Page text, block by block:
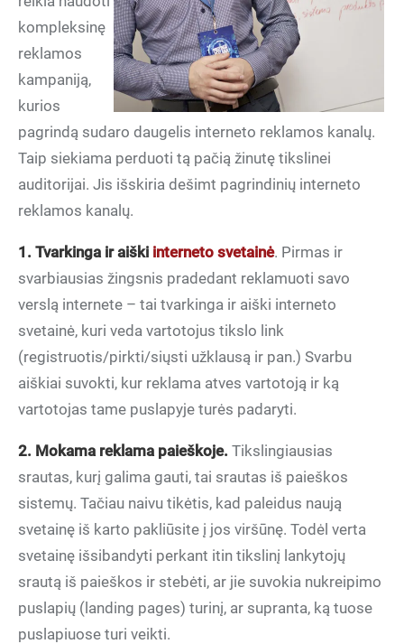
kompleksinę
reklamos
kampaniją,
kurios
pagrindą sudaro daugelis interneto reklamos kanalų.
Taip siekiama perduoti tą pačią žinutę tikslinei
auditorijai. Jis išskiria dešimt pagrindinių interneto
reklamos kanalų.
1. Tvarkinga ir aiški interneto svetainė. Pirmas ir
svarbiausias žingsnis pradedant reklamuoti savo
verslą internete – tai tvarkinga ir aiški interneto
svetainė, kuri veda vartotojus tikslo link
(registruotis/pirkti/siųsti užklausą ir pan.) Svarbu
aiškiai suvokti, kur reklama atves vartotoją ir ką
vartotojas tame puslapyje turės padaryti.
2. Mokama reklama paieškoje. Tikslingiausias
srautas, kurį galima gauti, tai srautas iš paieškos
sistemų. Tačiau naivu tikėtis, kad paleidus naują
svetainę iš karto pakliūsite į jos viršūnę. Todėl verta
svetainę išsibandyti perkant itin tikslinį lankytojų
srautą iš paieškos ir stebėti, ar jie suvokia nukreipimo
puslapių (landing pages) turinį, ar supranta, ką tuose
puslapiuose turi veikti.